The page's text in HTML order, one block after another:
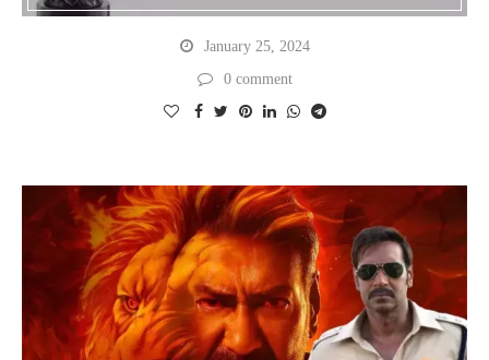
January 25, 2024
0 comment